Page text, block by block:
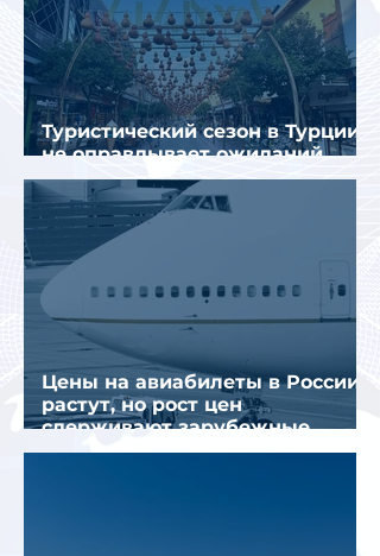
Туристический сезон в Турции
не оправдывает ожиданий
отрасли
Цены на авиабилеты в России
растут, но рост цен
сдерживают зарубежные
конкуренты